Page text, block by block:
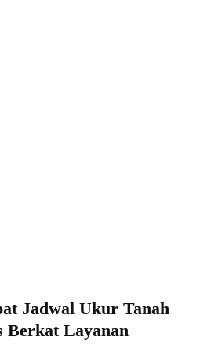
Jadwal Ukur Tanah
Berkat Layanan